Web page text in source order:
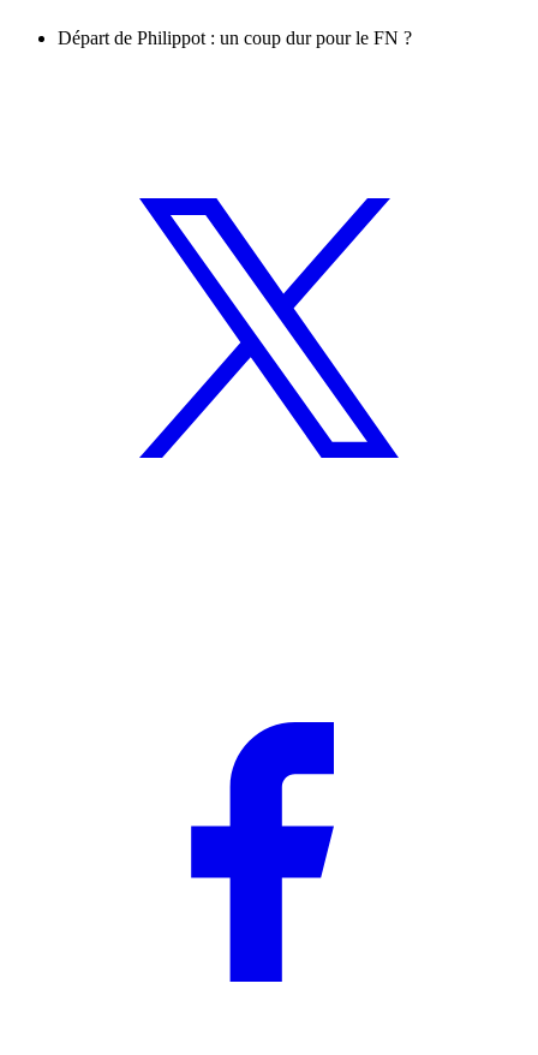
Départ de Philippot : un coup dur pour le FN ?